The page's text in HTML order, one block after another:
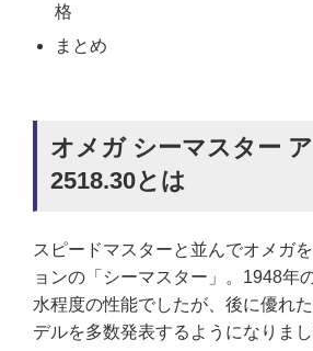
格
まとめ
オメガ シーマスター
2518.30とは
スピードマスターと並んでオメガ
ョンの「シーマスター」。1948年
水程度の性能でしたが、後に優れ
デルを多数発表するようになりまし